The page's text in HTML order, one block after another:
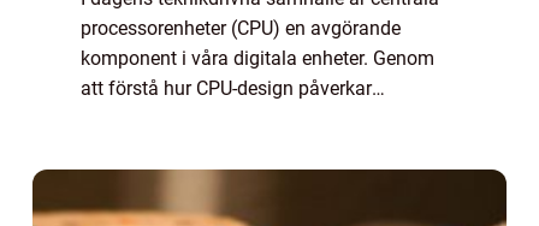
processorenheter (CPU) en avgörande
komponent i våra digitala enheter. Genom
att förstå hur CPU-design påverkar